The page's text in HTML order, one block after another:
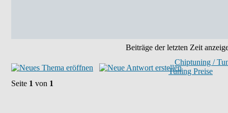
Beiträge der letzten Zeit
Chiptuning /
Tuning Preise
Seite 1 von 1